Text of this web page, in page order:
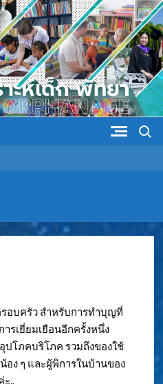
สงเคราะห์
อบครัว สำหรับการทำบุญที่
รเยี่ยมเยือนอีกครั้งหนึ่ง
ปโภคบริโภค รวมถึงของใช้
ง ๆ และผู้พิการในบ้านของ
..